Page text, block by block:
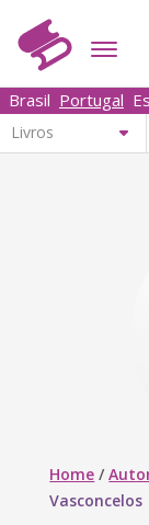
Brasil Portugal
Home /
Vasconcelos